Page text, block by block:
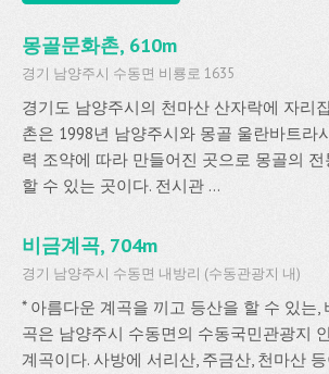
몽골문화촌, 610m
경기 남양주시 수동면 비룡로 1635
경기도 남양주시의 천마산 산자락에 자리
촌은 1998년 남양주시와 몽골 울란바트라
력 조약에 따라 만들어진 곳으로 몽골의
할 수 있는 곳이다. 전시관 ...
비금계곡, 704m
경기 남양주시 수동면 내방리 (수동관광지 내)
* 아름다운 계곡을 끼고 등산을 할 수 있는,
곡은 남양주시 수동면의 수동국민관광지
계곡이다. 사방에 서리산, 주금산, 천마산